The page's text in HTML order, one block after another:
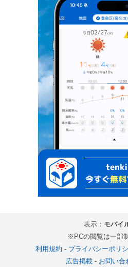
表示： モバイ
※PCの閲覧は一部
利用規約 - プライバシーポリ
広告掲載- お問い合